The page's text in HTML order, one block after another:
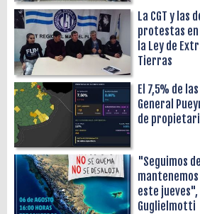
La CGT y las
protestas
la Ley de
Tierras
El 7,5% de
General
de
"Seguimos
este
Guglielmotti